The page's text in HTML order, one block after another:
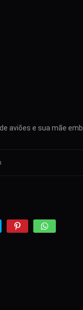
aviões e sua mãe